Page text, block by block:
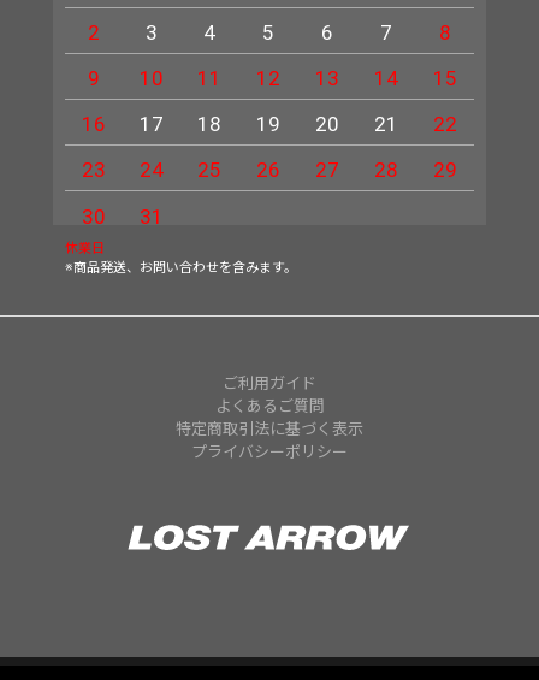
2
3 4 5 6 7
8
9
10 11 12 13 14
15
16
17 18 19 20 21
22
23
24 25 26 27 28
29
30
31
休業日
※商品発送、お問い合わせを含みます。
ご利用ガイド
よくあるご質問
特定商取引法に基づく表示
プライバシーポリシー